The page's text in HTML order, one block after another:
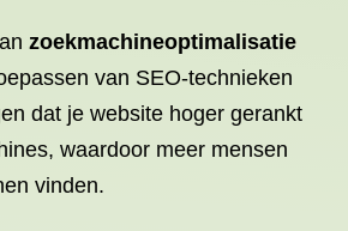
zoekmachineoptimalisatie
van SEO-technieken
dat je website hoger gerankt
waardoor meer mensen
vinden.